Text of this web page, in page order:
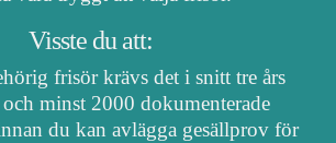
Visste du att:
frisör krävs det i snitt tre års
minst 2000 dokumenterade
du kan avlägga gesällprov för